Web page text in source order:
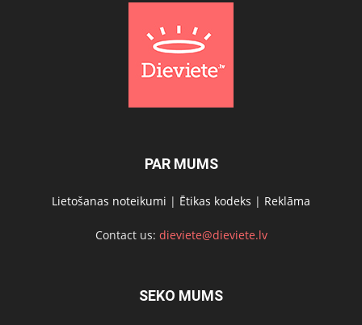
PAR MUMS
Lietošanas noteikumi | Ētikas kodeks | Reklāma
Contact us: dieviete@dieviete.lv
SEKO MUMS